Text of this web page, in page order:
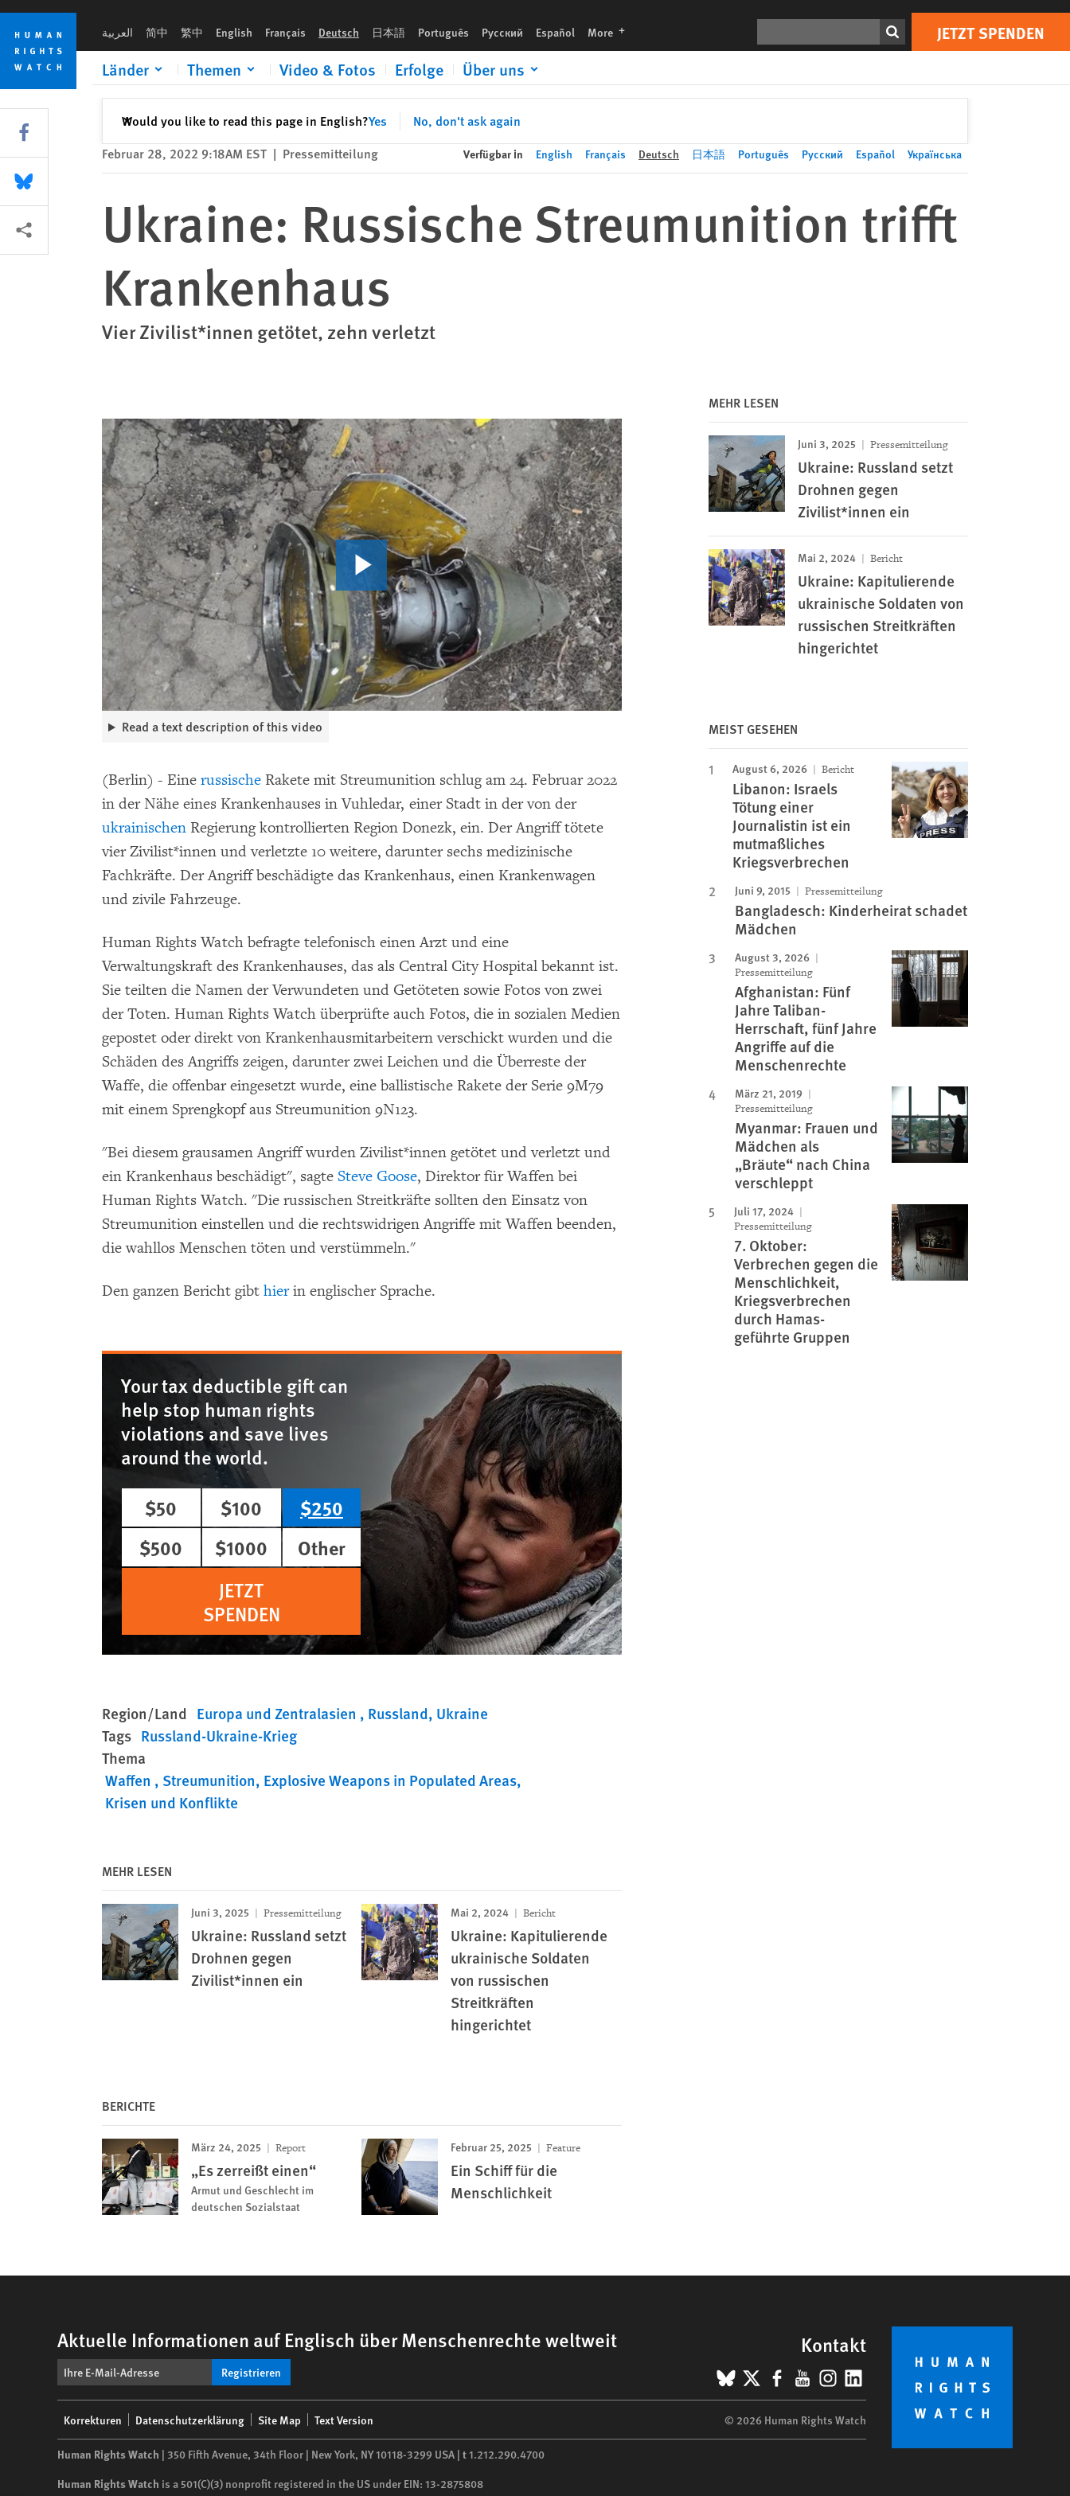
Skip
cookie
privacy
notice
Skip
main
content
العربية 简中 繁中 English Français Deutsch 日本語 Português Русский Español More languages JETZT SPENDEN
Länder Themen Video & Fotos Erfolge Über uns
Would you like to read this page in English?Yes No, don't ask again
✕Schließen
Print JETZT SPENDEN
Februar 28, 2022 9:18AM EST | Pressemitteilung Verfügbar in English Français Deutsch 日本語 Português Русский Español Українська
Ukraine: Russische Streumunition trifft
Krankenhaus
Vier Zivilist*innen getötet, zehn verletzt
Read a text description of this video
(Berlin) - Eine russische Rakete mit Streumunition schlug am 24. Februar 2022
in der Nähe eines Krankenhauses in Vuhledar, einer Stadt in der von der
ukrainischen Regierung kontrollierten Region Donezk, ein. Der Angriff tötete
vier Zivilist*innen und verletzte 10 weitere, darunter sechs medizinische
Fachkräfte. Der Angriff beschädigte das Krankenhaus, einen Krankenwagen
und zivile Fahrzeuge.
Human Rights Watch befragte telefonisch einen Arzt und eine
Verwaltungskraft des Krankenhauses, das als Central City Hospital bekannt ist.
Sie teilten die Namen der Verwundeten und Getöteten sowie Fotos von zwei
der Toten. Human Rights Watch überprüfte auch Fotos, die in sozialen Medien
gepostet oder direkt von Krankenhausmitarbeitern verschickt wurden und die
Schäden des Angriffs zeigen, darunter zwei Leichen und die Überreste der
Waffe, die offenbar eingesetzt wurde, eine ballistische Rakete der Serie 9M79
mit einem Sprengkopf aus Streumunition 9N123.
"Bei diesem grausamen Angriff wurden Zivilist*innen getötet und verletzt und
ein Krankenhaus beschädigt", sagte Steve Goose, Direktor für Waffen bei
Human Rights Watch. "Die russischen Streitkräfte sollten den Einsatz von
Streumunition einstellen und die rechtswidrigen Angriffe mit Waffen beenden,
die wahllos Menschen töten und verstümmeln."
Den ganzen Bericht gibt hierin englischer Sprache.
Your tax deductible gift can
help stop human rights
violations and save lives
around the world.
$50
$100
$250
$500
$1000
Other
JETZT
SPENDEN
Region/Land Europa und Zentralasien Russland Ukraine
Tags Russland-Ukraine-Krieg
Thema
Waffen
Streumunition Explosive Weapons in Populated Areas
Krisen und Konflikte
MEHR LESEN
Juni 3, 2025 Pressemitteilung
Ukraine: Russland setzt
Drohnen gegen
Zivilist*innen ein
Mai 2, 2024 Bericht
Ukraine: Kapitulierende
ukrainische Soldaten
von russischen
Streitkräften
hingerichtet
BERICHTE
März 24, 2025 Report
„Es zerreißt einen“
Armut und Geschlecht im
deutschen Sozialstaat
Februar 25, 2025 Feature
Ein Schiff für die
Menschlichkeit
MEHR LESEN
Juni 3, 2025 Pressemitteilung
Ukraine: Russland setzt
Drohnen gegen
Zivilist*innen ein
Mai 2, 2024 Bericht
Ukraine: Kapitulierende
ukrainische Soldaten von
russischen Streitkräften
hingerichtet
MEIST GESEHEN
August 6, 2026 Bericht
Libanon: Israels
Tötung einer
Journalistin ist ein
mutmaßliches
Kriegsverbrechen
Juni 9, 2015 Pressemitteilung
Bangladesch: Kinderheirat schadet
Mädchen
August 3, 2026
Pressemitteilung
Afghanistan: Fünf
Jahre Taliban-
Herrschaft, fünf Jahre
Angriffe auf die
Menschenrechte
März 21, 2019
Pressemitteilung
Myanmar: Frauen und
Mädchen als
„Bräute“ nach China
verschleppt
Juli 17, 2024
Pressemitteilung
7. Oktober:
Verbrechen gegen die
Menschlichkeit,
Kriegsverbrechen
durch Hamas-
geführte Gruppen
Share this via Facebook
Share this via Bluesky
More sharing options
Aktuelle Informationen auf Englisch über Menschenrechte weltweit
Registrieren
Kontakt
BlueSky
X Facebook
YouTube
Instagram
LinkedIn
menu
Korrekturen Datenschutzerklärung Site Map Text Version © 2026 Human Rights Watch
Human Rights Watch | 350 Fifth Avenue, 34th Floor | New York, NY10118-3299 USA | t1.212.290.4700
Human Rights Watch is a 501(C)(3) nonprofit registered in the US under EIN: 13-2875808